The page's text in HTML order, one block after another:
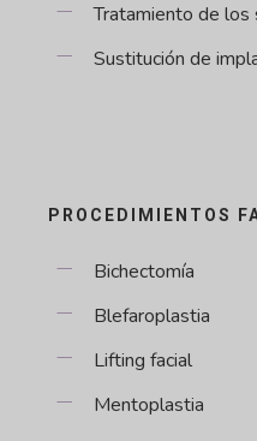
Tratamiento de los
Sustitución de
PROCEDIMIENTOS
Bichectomía
Blefaroplastia
Lifting facial
Mentoplastia